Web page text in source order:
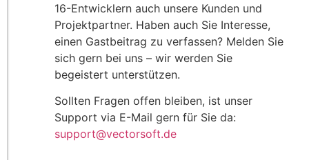
16-Entwicklern auch unsere Kunden und
Projektpartner. Haben auch Sie Interesse,
einen Gastbeitrag zu verfassen? Melden Sie
sich gern bei uns – wir werden Sie
begeistert unterstützen.
Sollten Fragen offen bleiben, ist unser
Support via E-Mail gern für Sie da:
support@vectorsoft.de